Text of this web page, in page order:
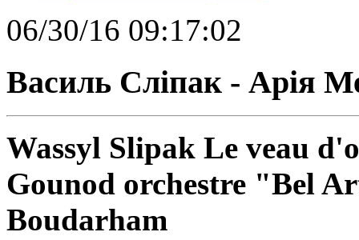
06/30/16 09:17:02
Василь Сліпак - Арія
Wassyl Slipak Le veau
Gounod orchestre "Bel
Boudarham